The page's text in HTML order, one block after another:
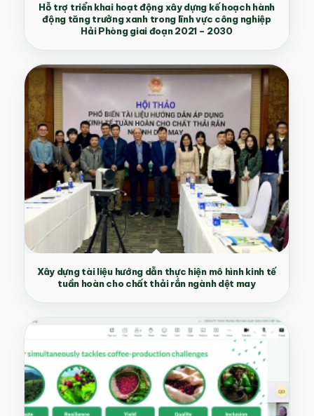
Hỗ trợ triển khai hoạt động xây dựng kế hoạch hành
động tăng trưởng xanh trong lĩnh vực công nghiệp
Hải Phòng giai đoạn 2021 – 2030
Xây dựng tài liệu hướng dẫn thực hiện mô hình kinh tế
tuần hoàn cho chất thải rắn ngành dệt may